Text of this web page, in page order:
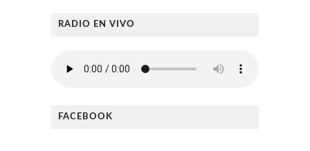
RADIO EN VIVO
FACEBOOK